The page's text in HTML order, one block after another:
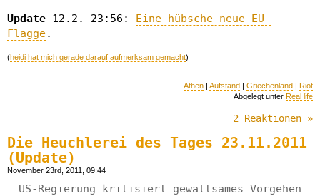
Update 12.2. 23:56: Eine hübsche neue EU-
Flagge.
(heidi hat mich gerade darauf aufmerksam gemacht)
Athen | Aufstand | Griechenland | Riot
Abgelegt unter Real life
2 Reaktionen »
Die Heuchlerei des Tages 23.11.2011
(Update)
November 23rd, 2011, 09:44
US-Regierung kritisiert gewaltsames Vorgehen